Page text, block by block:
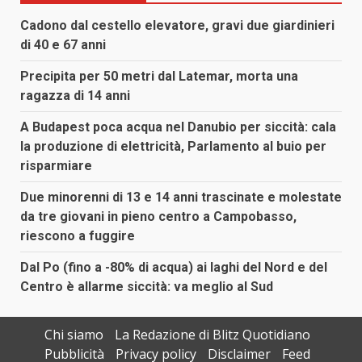
Cadono dal cestello elevatore, gravi due giardinieri
di 40 e 67 anni
Precipita per 50 metri dal Latemar, morta una
ragazza di 14 anni
A Budapest poca acqua nel Danubio per siccità: cala
la produzione di elettricità, Parlamento al buio per
risparmiare
Due minorenni di 13 e 14 anni trascinate e molestate
da tre giovani in pieno centro a Campobasso,
riescono a fuggire
Dal Po (fino a -80% di acqua) ai laghi del Nord e del
Centro è allarme siccità: va meglio al Sud
Chi siamo
La Redazione di Blitz Quotidiano
Pubblicità
Privacy policy Disclaimer Feed